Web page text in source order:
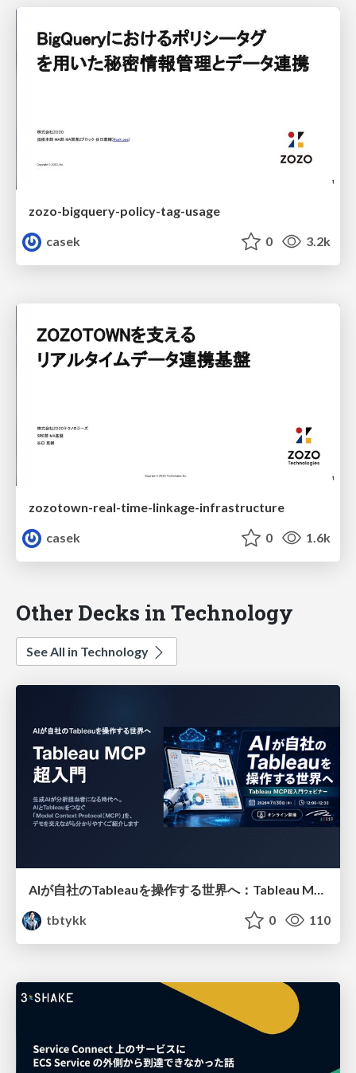
zozo-bigquery-policy-tag-usage
casek
0 3.2k
zozotown-real-time-linkage-infrastructure
casek
0 1.6k
Other Decks in Technology
See All in Technology
AIが自社のTableauを操作する世界へ：Tableau MCP超入門
tbtykk
0 110